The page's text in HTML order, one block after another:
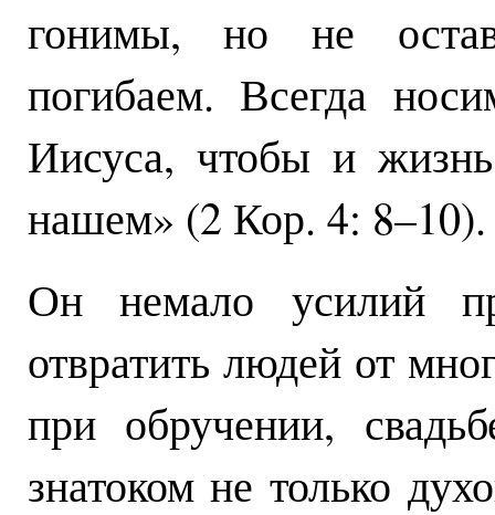
гонимы, но не
погибаем. Всегда
Иисуса, чтобы и
нашем» (2 Кор. 4: 8–10).
Он немало усилий
отвратить людей от
при обручении,
знатоком не только